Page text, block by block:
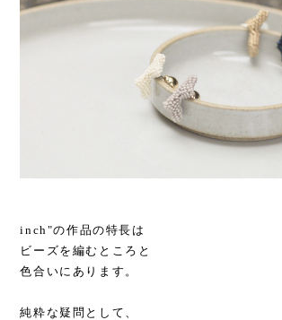
inch"の作品の特長は
ビーズを編むところと
色合いにあります。
純粋な疑問として、